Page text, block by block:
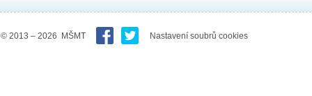
© 2013 – 2026 MŠMT Nastavení soubrů cookies